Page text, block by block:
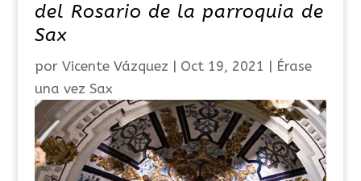
del Rosario de la parroquia de
Sax
por Vicente Vázquez | Oct 19, 2021 | Érase
una vez Sax